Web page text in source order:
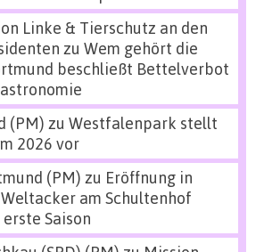
Linke & Tierschutz an den
zu Wem gehört die
beschließt Bettelverbot
(PM) zu Westfalenpark stellt
2026 vor
(PM) zu Eröffnung in
am Schultenhof
Saison